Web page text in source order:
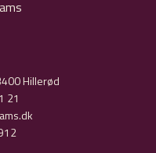
Hillerød
21